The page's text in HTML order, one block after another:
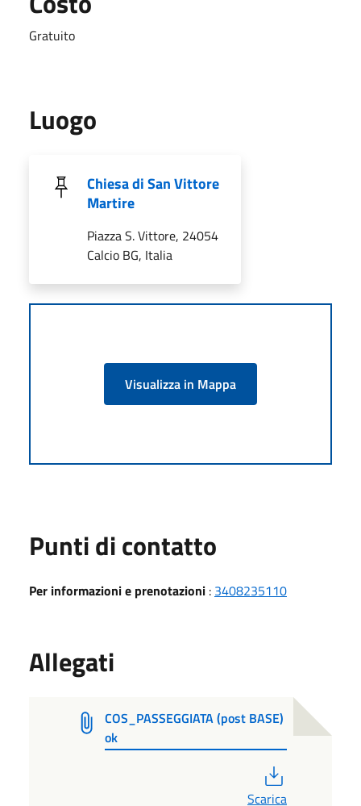
Gratuito
Luogo
Chiesa di San Vittore
Martire
Piazza S. Vittore, 24054
Calcio BG, Italia
Visualizza in Mappa
Punti di contatto
Per informazioni e prenotazioni : 3408235110
Allegati
COS_PASSEGGIATA (post BASE)
ok
Scarica